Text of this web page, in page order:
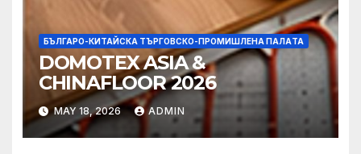
БЪЛГАРО-КИТАЙСКА ТЪРГОВСКО-ПРОМИШЛЕНА ПАЛAТА
DOMOTEX ASIA &
CHINAFLOOR 2026
MAY 18, 2026 ADMIN